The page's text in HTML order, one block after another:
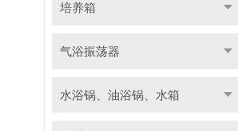
培养箱
气浴振荡器
水浴锅、油浴锅、水箱